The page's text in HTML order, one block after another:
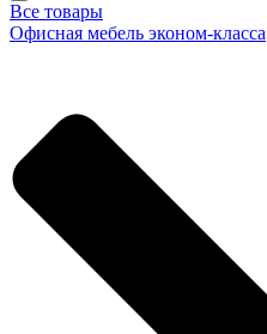
Все товары
Офисная мебель эконом-класса